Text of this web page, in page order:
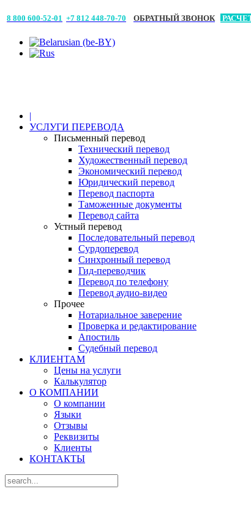
8 800 600-52-01 +7 812 448-70-70 ОБРАТНЫЙ ЗВОНОК
|
УСЛУГИ ПЕРЕВОДА
Письменный перевод
Технический перевод
Художественный перевод
Экономический перевод
Юридический перевод
Перевод паспорта
Таможенные документы
Перевод сайта
Устный перевод
Последовательный перевод
Сурдоперевод
Синхронный перевод
Гид-переводчик
Перевод по телефону
Перевод аудио-видео
Прочее
Нотариальное заверение
Проверка и редактирование
Апостиль
Судебный перевод
КЛИЕНТАМ
Цены на услуги
Калькулятор
О КОМПАНИИ
О компании
Языки
Отзывы
Реквизиты
Клиенты
КОНТАКТЫ